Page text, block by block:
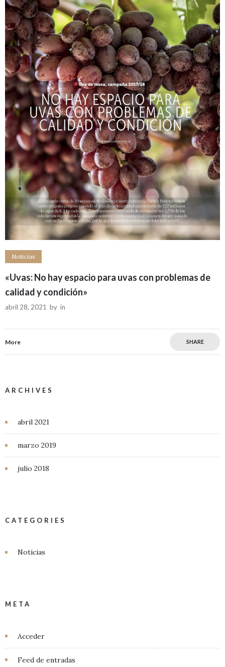
Noticias
«Uvas: No hay espacio para uvas con problemas de
calidad y condición»
abril 28, 2021 by in
More SHARE
ARCHIVES
abril 2021
marzo 2019
julio 2018
CATEGORIES
Noticias
META
Acceder
Feed de entradas